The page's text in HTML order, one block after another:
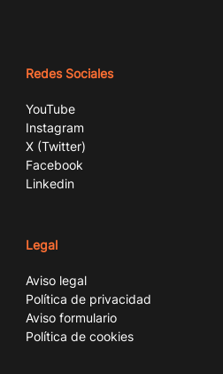
Redes Sociales
YouTube
Instagram
X (Twitter)
Facebook
Linkedin
Legal
Aviso legal
Política de privacidad
Aviso formulario
Política de cookies